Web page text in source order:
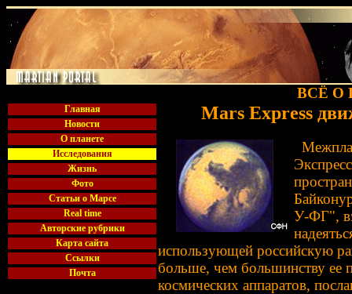
ВСЁ О
Главная
Новости
О планете
Исследования
Жизнь
Фото
Статьи о Марсе
Real time
Авторские рубрики
Карта сайта
Ссылки
Почта
Mars Express
У-ФГ",
использующей российскую
больше, чем большинству ее
космических аппаратов,